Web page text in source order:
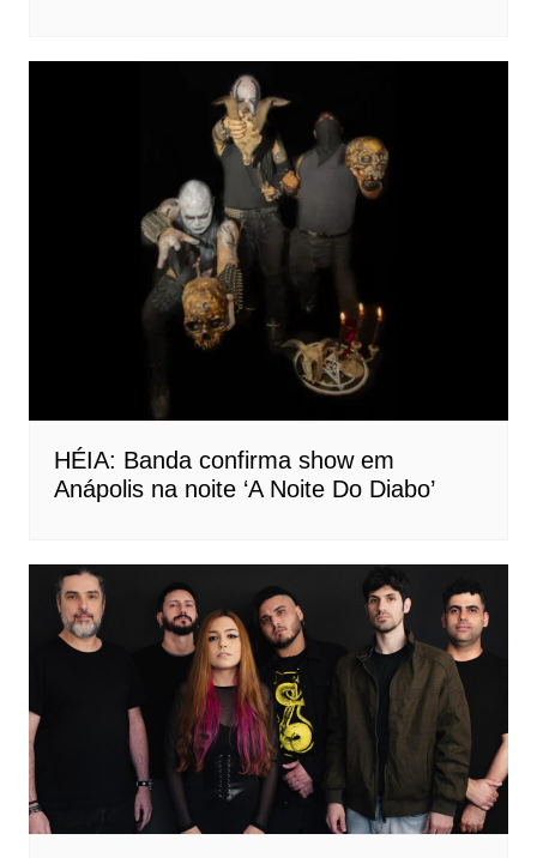
HÉIA: Banda confirma show em
Anápolis na noite ‘A Noite Do Diabo’